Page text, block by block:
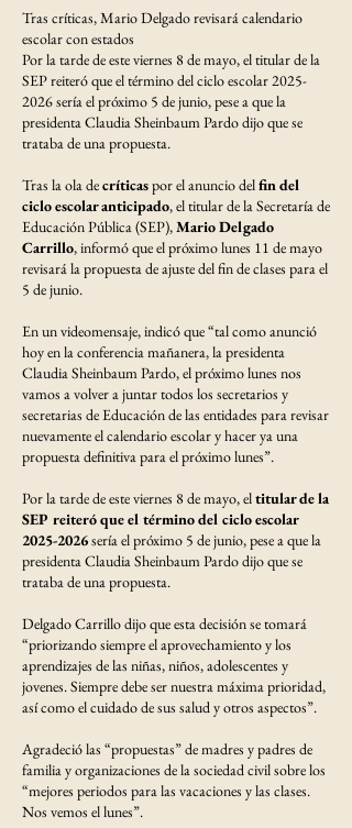
Tras críticas, Mario Delgado revisará calendario
escolar con estados
Por la tarde de este viernes 8 de mayo, el titular de la
SEP reiteró que el término del ciclo escolar2025-
2026sería el próximo 5 de junio, pese a que la
presidenta Claudia Sheinbaum Pardo dijo que se
trataba de una propuesta.
Tras la ola decríticaspor el anuncio delfin del
ciclo escolar anticipado, el titular de la Secretaría de
Educación Pública (SEP),Mario Delgado
Carrillo, informó que el próximo lunes 11 de mayo
revisará la propuesta de ajuste del fin de clases para el
5 de junio.
En un videomensaje, indicó que “tal como anunció
hoy en la conferencia mañanera, la presidenta
Claudia Sheinbaum Pardo, el próximo lunes nos
vamos a volver a juntar todos los secretarios y
secretarias de Educación de las entidades para revisar
nuevamente el calendario escolar y hacer ya una
propuesta definitiva para el próximo lunes”.
Por la tarde de este viernes 8 de mayo, eltitular de la
SEP reiteró que el término del ciclo escolar
2025-2026sería el próximo 5 de junio, pese a que la
presidenta Claudia Sheinbaum Pardo dijo que se
trataba de una propuesta.
Delgado Carrillo dijo que esta decisión se tomará
“priorizando siempre el aprovechamiento y los
aprendizajes de las niñas, niños, adolescentes y
jovenes. Siempre debe ser nuestra máxima prioridad,
así como el cuidado de sus salud y otros aspectos”.
Agradeció las “propuestas” de madres y padres de
familia y organizaciones de la sociedad civil sobre los
“mejores periodos para las vacaciones y las clases.
Nos vemos el lunes”.